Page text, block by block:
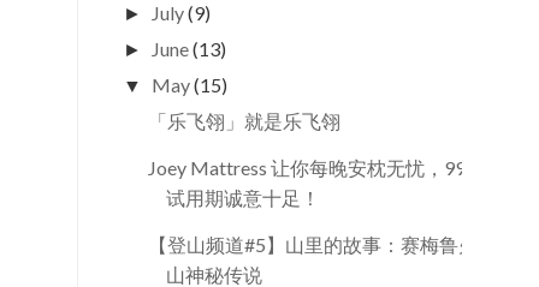
► July(9)
► June(13)
▼ May(15)
「乐飞翎」就是乐飞翎
Joey Mattress 让你每晚安枕无忧，99天
试用期诚意十足！
【登山频道#5】山里的故事：赛梅鲁火
山神秘传说